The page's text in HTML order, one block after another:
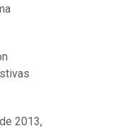
2013,